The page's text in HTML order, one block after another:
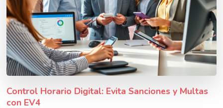
Control Horario Digital: Evita Sanciones y Multas
con EV4